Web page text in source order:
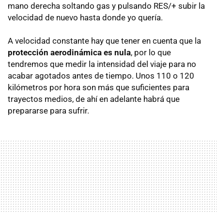
mano derecha soltando gas y pulsando RES/+ subir la
velocidad de nuevo hasta donde yo quería.
A velocidad constante hay que tener en cuenta que la
protección aerodinámica es nula, por lo que
tendremos que medir la intensidad del viaje para no
acabar agotados antes de tiempo. Unos 110 o 120
kilómetros por hora son más que suficientes para
trayectos medios, de ahí en adelante habrá que
prepararse para sufrir.